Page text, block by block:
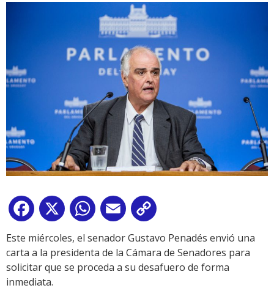
Facebook
X WhatsApp
Email
Link
Este miércoles, el senador Gustavo Penadés envió una
carta a la presidenta de la Cámara de Senadores para
solicitar que se proceda a su desafuero de forma
inmediata.